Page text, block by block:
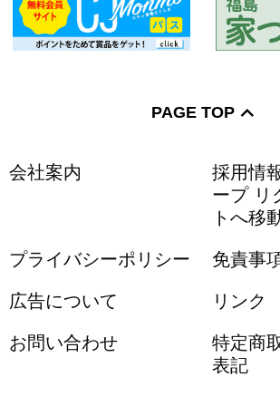
PAGE TOP
会社案内
採用情
ープ リ
トへ移
プライバシーポリシー 免責事
広告について リンク
お問い合わせ
特定商
表記